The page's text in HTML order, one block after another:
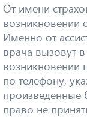
От имени
возникновении
Именно от
врача вызовут
возникновении
по телефону,
произведенные
право не